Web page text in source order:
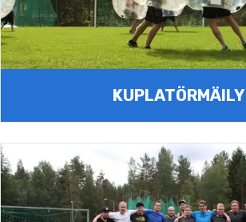
KUPLATÖRMÄILY